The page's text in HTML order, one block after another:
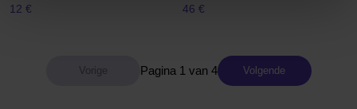
12 € 46 €
Pagina 1 van 4 Volgende